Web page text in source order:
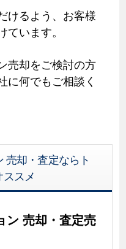
けるよう、お客様
います。
売却をご検討の方
に何でもご相談く
売却・査定ならト
スメ
ン 売却・査定売